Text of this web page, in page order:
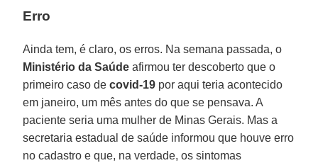
Erro
Ainda tem, é claro, os erros. Na semana passada, o
Ministério da Saúde afirmou ter descoberto que o
primeiro caso decovid-19 por aqui teria acontecido
em janeiro, um mês antes do que se pensava. A
paciente seria uma mulher de Minas Gerais. Mas a
secretaria estadual de saúde informou que houve erro
no cadastro e que, na verdade, os sintomas